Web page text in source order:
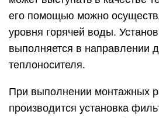
его помощью можно
уровня горячей воды.
выполняется в направлении
теплоносителя.
При выполнении монтажных
производится установка